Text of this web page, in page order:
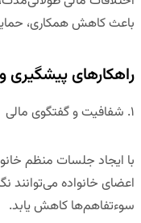
باعث کاهش همکاری،
راهکارهای پیشگیری
۱. شفافیت و گفتگوی مالی
با ایجاد جلسات منظم
اعضای خانواده می‌توانند
سوءتفاهم‌ها کاهش یابد.